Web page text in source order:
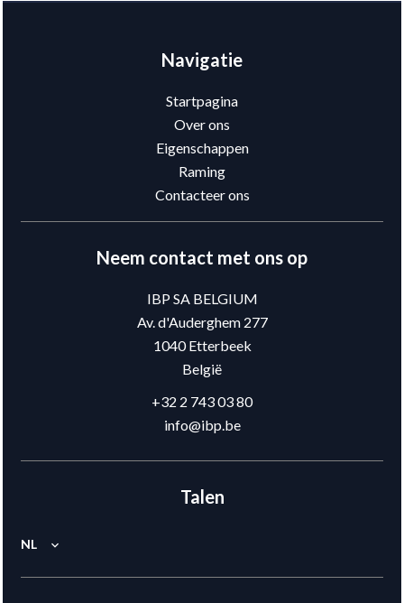
Navigatie
Startpagina
Over ons
Eigenschappen
Raming
Contacteer ons
Neem contact met ons op
IBP SA BELGIUM
Av. d'Auderghem 277
1040Etterbeek
België
+32 2 743 03 80
info@ibp.be
Talen
NL